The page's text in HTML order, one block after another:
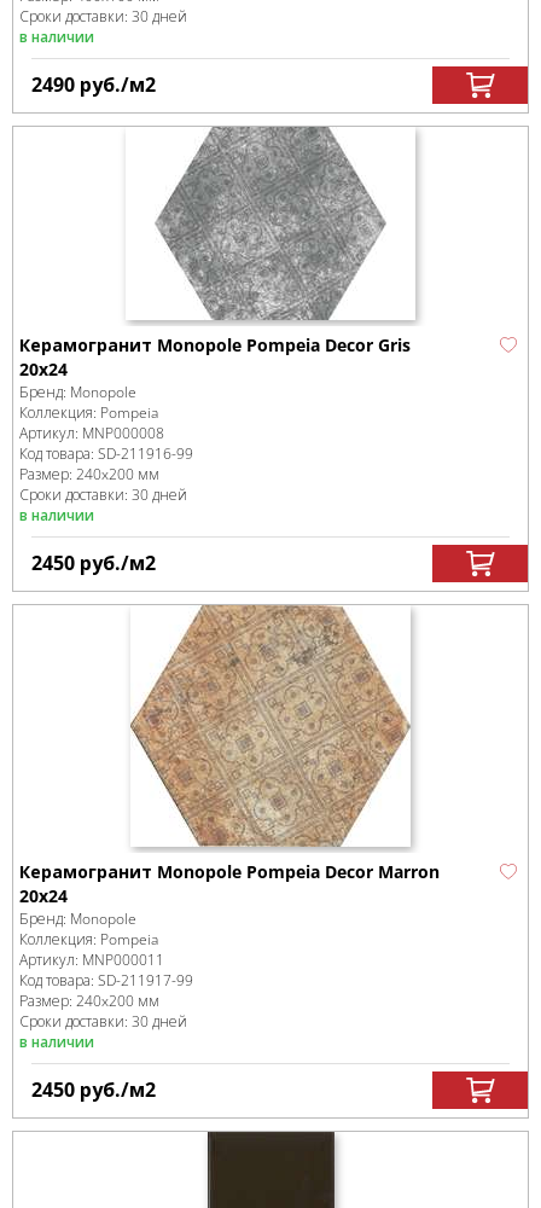
Сроки доставки: 30 дней
в наличии
2490 руб./м2
Керамогранит Monopole Pompeia Decor Gris
20х24
Бренд: Monopole
Коллекция: Pompeia
Артикул: MNP000008
Код товара: SD-211916-99
Размер: 240x200 мм
Сроки доставки: 30 дней
в наличии
2450 руб./м2
Керамогранит Monopole Pompeia Decor Marron
20х24
Бренд: Monopole
Коллекция: Pompeia
Артикул: MNP000011
Код товара: SD-211917-99
Размер: 240x200 мм
Сроки доставки: 30 дней
в наличии
2450 руб./м2